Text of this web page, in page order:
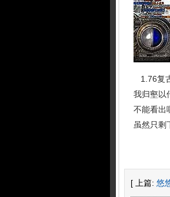
1.76复
我归壑以
不能看出
虽然只剩
[ 上篇: 悠